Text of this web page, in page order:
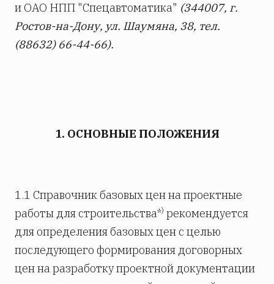
и ОАО НПП "Спецавтоматика" (344007, г.
Ростов-на-Дону, ул. Шаумяна, 38, тел.
(88632) 66-44-66).
1. ОСНОВНЫЕ ПОЛОЖЕНИЯ
1.1 Справочник базовых цен на проектные
работы для строительства*) рекомендуется
для определения базовых цен с целью
последующего формирования договорных
цен на разработку проектной документации